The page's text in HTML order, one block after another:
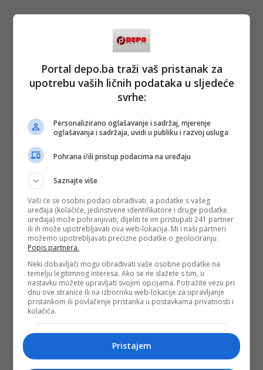
Portal depo.ba traži vaš pristanak za
upotrebu vaših ličnih podataka u sljedeće
svrhe:
Personalizirano oglašavanje i sadržaj, mjerenje
oglašavanja i sadržaja, uvidi u publiku i razvoj usluga
Pohrana i/ili pristup podacima na uređaju
Saznajte više
Vaši će se osobni podaci obrađivati, a podatke s vašeg
uređaja (kolačiće, jedinstvene identifikatore i druge podatke
uređaja) može pohranjivati, dijeliti te im pristupati 241 partner
ili ih može upotrebljavati ova web-lokacija. Mi i naši partneri
možemo upotrebljavati precizne podatke o geolociranju.
Popis partnera.
Neki dobavljači mogu obrađivati vaše osobne podatke na
temelju legitimnog interesa. Ako se ne slažete s tim, u
nastavku možete upravljati svojim opcijama. Potražite vezu pri
dnu ove stranice ili na izborniku web-lokacije za upravljanje
pristankom ili povlačenje pristanka u postavkama privatnosti i
kolačića.
Pristajem